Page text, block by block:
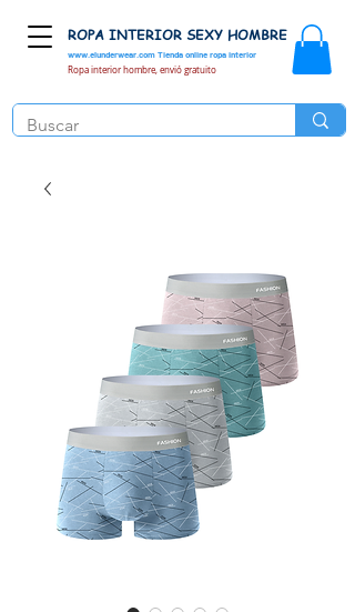
www.elunderwear.com Tienda online ropa interior
ROPA INTERIOR SEXY HOMBRE
Ropa interior hombre, envió gratuito